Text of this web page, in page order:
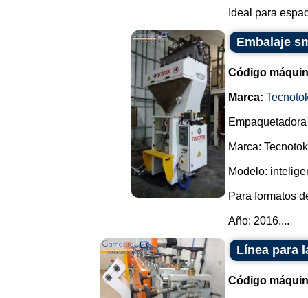
Ideal para
Embalaje
Código
Marca:
Marca:
Modelo:
Para formatos
Año: 2016....
Línea para
Código